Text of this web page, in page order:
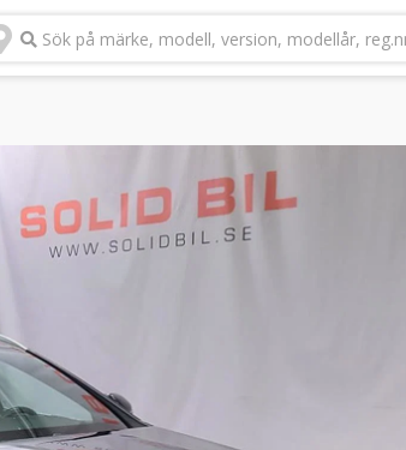
Sök på märke, modell, version, modellår,